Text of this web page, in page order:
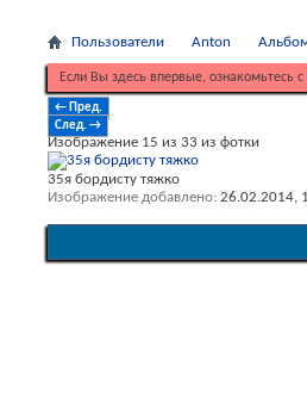
Пользователи Anton
Если Вы здесь впервые, ознакомьтесь с
← Пред.
След. →
Изображение 15 из 33 из фотки
35я бордисту тяжко
Изображение добавлено 26.02.2014,